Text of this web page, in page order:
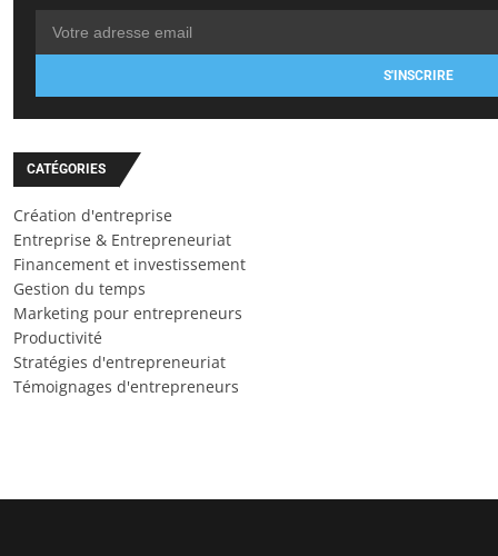
S'INSCRIRE
CATÉGORIES
Création d'entreprise
Entreprise & Entrepreneuriat
Financement et investissement
Gestion du temps
Marketing pour entrepreneurs
Productivité
Stratégies d'entrepreneuriat
Témoignages d'entrepreneurs